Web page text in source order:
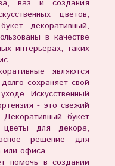
ваз и создания
цветов,
декоративный,
в качестве
интерьерах, таких
являются
сохраняет свой
Искусственный
- это свежий
Декоративный букет
цветы для декора,
решение для
или офиса.
помочь в создании